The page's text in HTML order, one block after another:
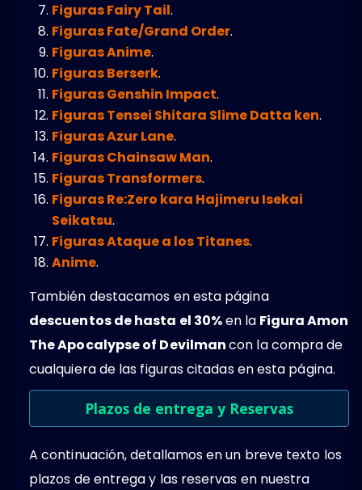
Figuras Fairy Tail.
Figuras Fate/Grand Order.
Figuras Anime.
Figuras Berserk.
Figuras Genshin Impact.
Figuras Tensei Shitara Slime Datta ken.
Figuras Azur Lane.
Figuras Chainsaw Man.
Figuras Transformers.
Figuras Re:Zero kara Hajimeru Isekai
Seikatsu.
Figuras Ataque a los Titanes.
Anime.
También destacamos en esta página
descuentos de hasta el 30%en la Figura Amon
The Apocalypse of Devilmancon la compra de
cualquiera de las figuras citadas en esta página.
Plazos de entrega y Reservas
A continuación, detallamos en un breve texto los
plazos de entrega y las reservas en nuestra